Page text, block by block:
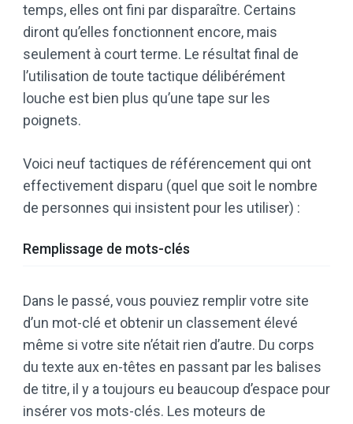
temps, elles ont fini par disparaître. Certains
diront qu’elles fonctionnent encore, mais
seulement à court terme. Le résultat final de
l’utilisation de toute tactique délibérément
louche est bien plus qu’une tape sur les
poignets.
Voici neuf tactiques de référencement qui ont
effectivement disparu (quel que soit le nombre
de personnes qui insistent pour les utiliser) :
Remplissage de mots-clés
Dans le passé, vous pouviez remplir votre site
d’un mot-clé et obtenir un classement élevé
même si votre site n’était rien d’autre. Du corps
du texte aux en-têtes en passant par les balises
de titre, il y a toujours eu beaucoup d’espace pour
insérer vos mots-clés. Les moteurs de